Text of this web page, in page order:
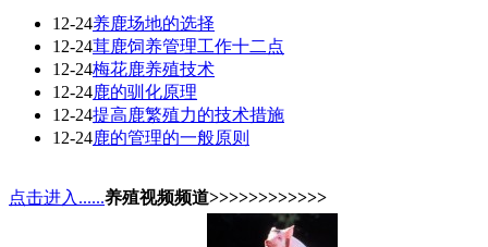
12-24养鹿场地的选择
12-24茸鹿饲养管理工作十二点
12-24梅花鹿养殖技术
12-24鹿的驯化原理
12-24提高鹿繁殖力的技术措施
12-24鹿的管理的一般原则
点击进入......养殖视频频道>>>>>>>>>>>>